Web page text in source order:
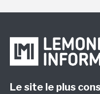
Le site le plus